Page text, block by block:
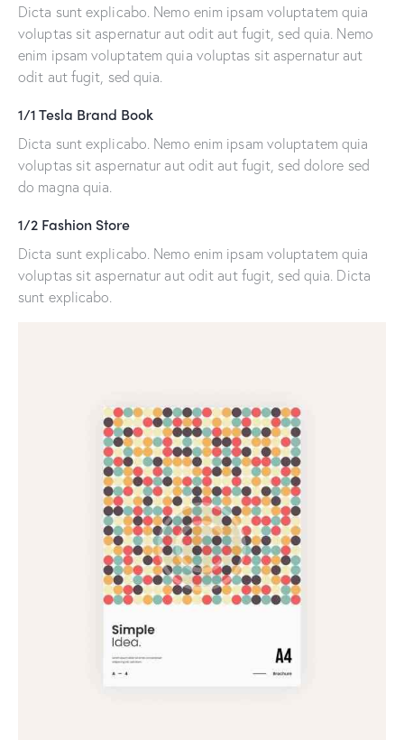
Dicta sunt explicabo. Nemo enim ipsam voluptatem quia
voluptas sit aspernatur aut odit aut fugit, sed quia. Nemo
enim ipsam voluptatem quia voluptas sit aspernatur aut
odit aut fugit, sed quia.
1/1 Tesla Brand Book
Dicta sunt explicabo. Nemo enim ipsam voluptatem quia
voluptas sit aspernatur aut odit aut fugit, sed dolore sed
do magna quia.
1/2 Fashion Store
Dicta sunt explicabo. Nemo enim ipsam voluptatem quia
voluptas sit aspernatur aut odit aut fugit, sed quia. Dicta
sunt explicabo.